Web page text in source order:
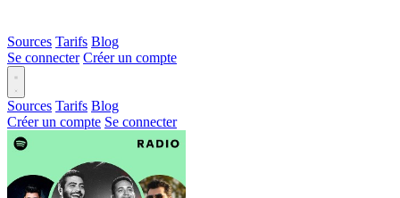
Sources Tarifs Blog
Se connecter Créer un compte
Sources Tarifs Blog
Créer un compte Se connecter